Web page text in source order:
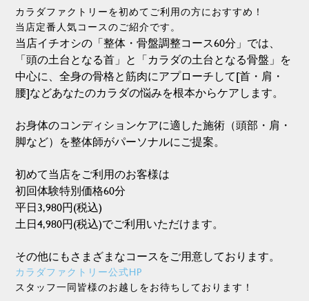
カラダファクトリーを初めてご利用の方におすすめ！
当店定番人気コースのご紹介です。
当店イチオシの「整体・骨盤調整コース60分」では、
「頭の土台となる首」と「カラダの土台となる骨盤」を
中心に、全身の骨格と筋肉にアプローチして[首・肩・
腰]などあなたのカラダの悩みを根本からケアします。
お身体のコンディションケアに適した施術（頭部・肩・
脚など）を整体師がパーソナルにご提案。
初めて当店をご利用のお客様は
初回体験特別価格60分
平日3,980円(税込)
土日4,980円(税込)でご利用いただけます。
その他にもさまざまなコースをご用意しております。
カラダファクトリー公式HP
スタッフ一同皆様のお越しをお待ちしております！